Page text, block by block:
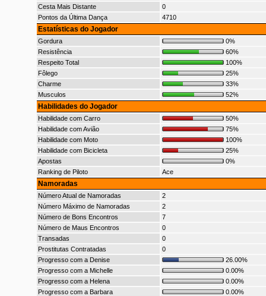
Cesta Mais Distante
0
Pontos da Última Dança
4710
Estatísticas do Jogador
Gordura
0%
Resistência
60%
Respeito Total
100%
Fôlego
25%
Charme
33%
Musculos
52%
Habilidades do Jogador
Habilidade com Carro
50%
Habilidade com Avião
75%
Habilidade com Moto
100%
Habilidade com Bicicleta
25%
Apostas
0%
Ranking de Piloto
Ace
Namoradas
Número Atual de Namoradas
2
Número Máximo de Namoradas
2
Número de Bons Encontros
7
Número de Maus Encontros
0
Transadas
0
Prostitutas Contratadas
0
Progresso com a Denise
26.00%
Progresso com a Michelle
0.00%
Progresso com a Helena
0.00%
Progresso com a Barbara
0.00%